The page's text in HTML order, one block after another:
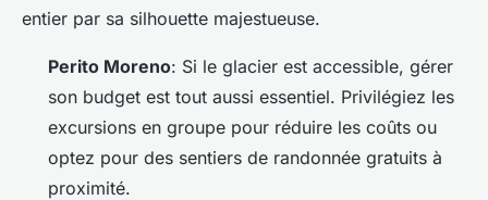
entier par sa silhouette majestueuse.
Perito Moreno: Si le glacier est accessible, gérer
son budget est tout aussi essentiel. Privilégiez les
excursions en groupe pour réduire les coûts ou
optez pour des sentiers de randonnée gratuits à
proximité.